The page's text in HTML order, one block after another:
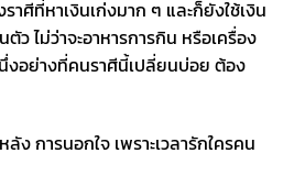
าศีที่หาเงินเก่งมาก ๆ และก็ยังใช้เงิน
ว ไม่ว่าจะอาหารการกิน หรือเครื่อง
งอย่างที่คนราศีนี้เปลี่ยนบ่อย ต้อง
ง การนอกใจ เพราะเวลารักใครคน